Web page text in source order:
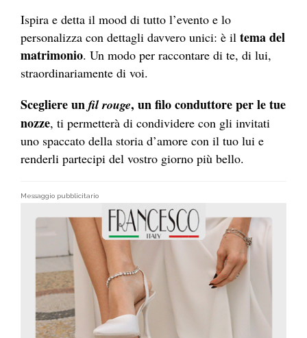
Ispira e detta il mood di tutto l’evento e lo
personalizza con dettagli davvero unici: è il tema del
matrimonio. Un modo per raccontare di te, di lui,
straordinariamente di voi.
Scegliere unfil rouge, un filo conduttore per le tue
nozze, ti permetterà di condividere con gli invitati
uno spaccato della storia d’amore con il tuo lui e
renderli partecipi del vostro giorno più bello.
Messaggio pubblicitario